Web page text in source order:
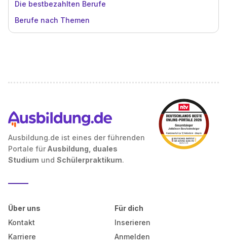
Die bestbezahlten Berufe
Berufe nach Themen
Ausbildung.de ist eines der führenden
Portale für Ausbildung, duales
Studium und Schülerpraktikum.
Über uns
Kontakt
Karriere
Für dich
Inserieren
Anmelden